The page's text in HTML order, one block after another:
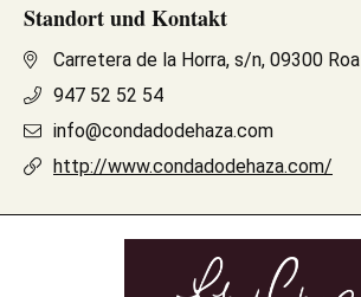
Standort und Kontakt
Carretera de la Horra, s/n, 09300 Roa
947 52 52 54
info@condadodehaza.com
http://www.condadodehaza.com/